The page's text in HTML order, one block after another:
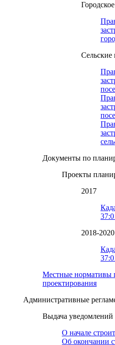
Сельские
Документы по
Проекты
2017
2018-2020
Местные нормативы
проектирования
Административные
Выдача уведомлений
О начале
Об окончании